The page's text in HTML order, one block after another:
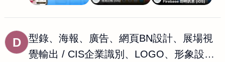
D
型錄、海報、廣告、網頁BN設計、展場視
覺輸出 / CIS企業識別、LOGO、形象設計 /